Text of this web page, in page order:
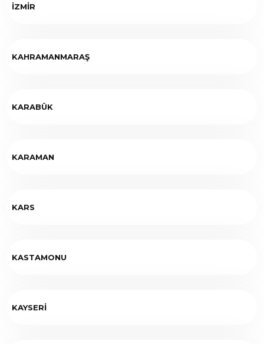
İZMİR
KAHRAMANMARAŞ
KARABÜK
KARAMAN
KARS
KASTAMONU
KAYSERİ